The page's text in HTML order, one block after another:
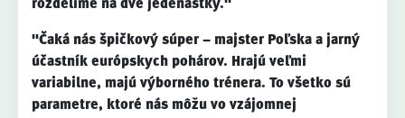
"Čaká nás špičkový súper – majster Poľska a jarný
účastník európskych pohárov. Hrajú veľmi
variabilne, majú výborného trénera. To všetko sú
parametre, ktoré nás môžu vo vzájomnej